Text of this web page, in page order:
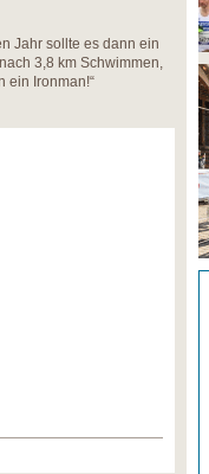
Jahr sollte es dann ein
3,8 km Schwimmen,
ein Ironman!“